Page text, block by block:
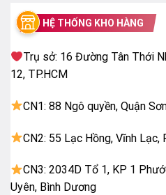
HỆ THỐNG KHO HÀNG
Trụ sở: 16 Đường Tân Thới
12, TP.HCM
CN1: 88 Ngô quyền, Quận
CN2: 55 Lạc Hồng, Vĩnh Lạc,
CN3: 2034D Tổ 1, KP 1
Uyên, Bình Dương